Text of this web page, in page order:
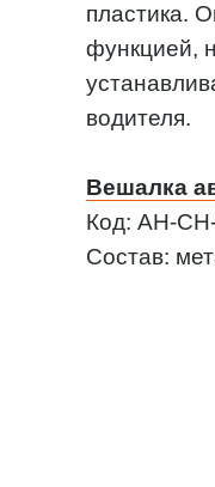
пластика.
функцией,
водителя.
Вешалка
Код: AH-
Состав: